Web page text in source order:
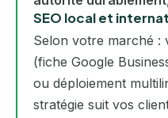
SEO local et
Selon votre marché :
(fiche Google
ou déploiement
stratégie suit vos